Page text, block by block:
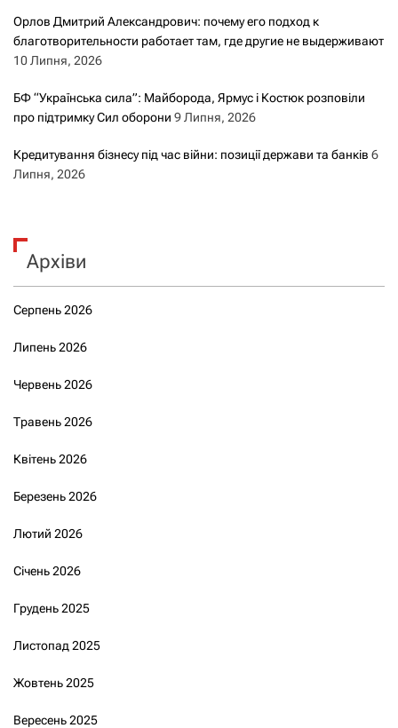
Орлов Дмитрий Александрович: почему его подход к
благотворительности работает там, где другие не выдерживают
10 Липня, 2026
БФ “Українська сила”: Майборода, Ярмус і Костюк розповіли
про підтримку Сил оборони 9 Липня, 2026
Кредитування бізнесу під час війни: позиції держави та банків 6
Липня, 2026
Архіви
Серпень 2026
Липень 2026
Червень 2026
Травень 2026
Квітень 2026
Березень 2026
Лютий 2026
Січень 2026
Грудень 2025
Листопад 2025
Жовтень 2025
Вересень 2025